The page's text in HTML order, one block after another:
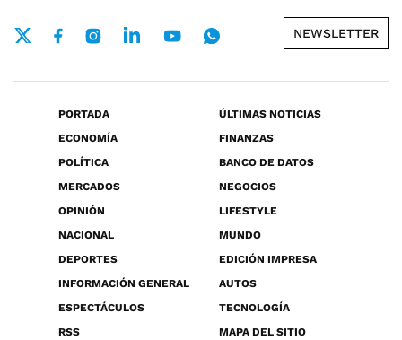
NEWSLETTER
PORTADA
ÚLTIMAS NOTICIAS
ECONOMÍA
FINANZAS
POLÍTICA
BANCO DE DATOS
MERCADOS
NEGOCIOS
OPINIÓN
LIFESTYLE
NACIONAL
MUNDO
DEPORTES
EDICIÓN IMPRESA
INFORMACIÓN GENERAL
AUTOS
ESPECTÁCULOS
TECNOLOGÍA
RSS
MAPA DEL SITIO